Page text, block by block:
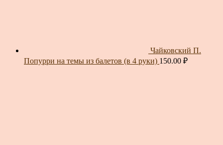
Чайковский П.
Попурри на темы из балетов (в 4 руки) 150.00 ₽